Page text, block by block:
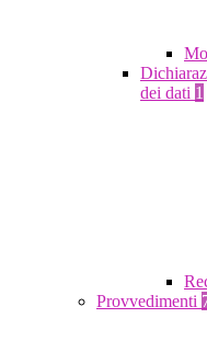
dei dati 1
Provvedimenti